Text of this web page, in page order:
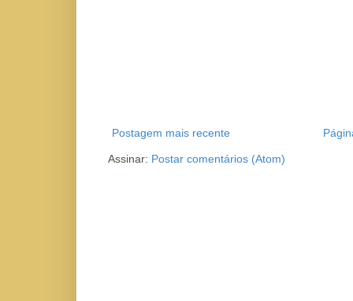
Postagem mais recente
Assinar: Postar comentários (Atom)